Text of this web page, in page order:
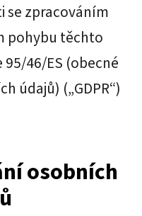
se zpracováním
pohybu těchto
46/ES (obecné
údajů) („GDPR“)
osobních